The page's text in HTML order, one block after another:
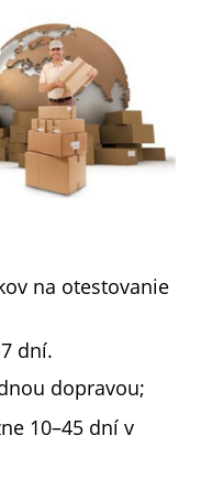
na otestovanie
dní.
dopravou;
10–45 dní v